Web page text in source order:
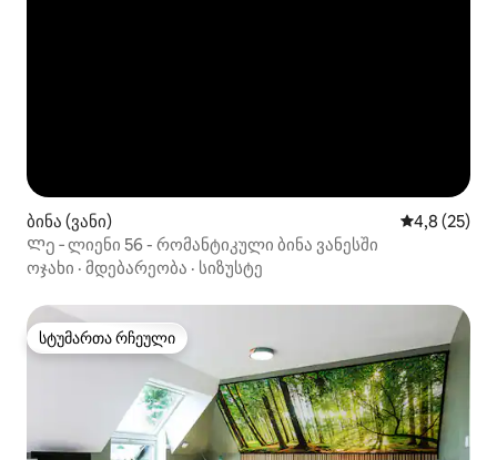
ბინა (ვანი) საშუალო
4,8 (25)
Ლე ‑ ლიენი 56 - რომანტიკული ბინა ვანესში
ოჯახი · მდებარეობა · სიზუსტე
სტუმართა რჩეული
სტუმართა რჩეული